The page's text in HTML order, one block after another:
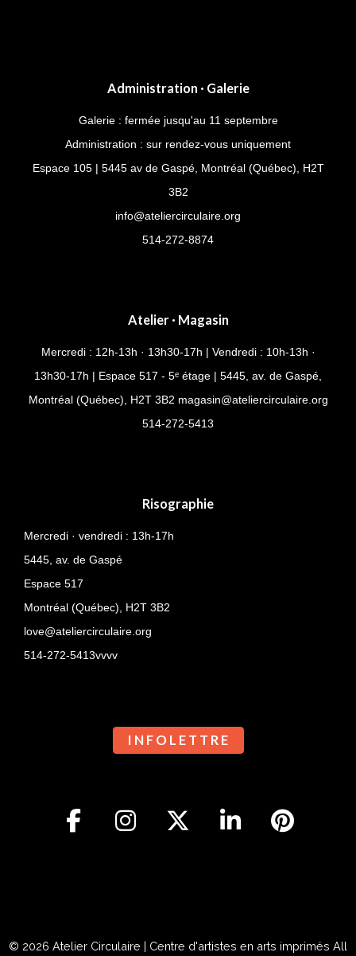
Administration · Galerie
Galerie : fermée jusqu'au 11 septembre
Administration : sur rendez-vous uniquement
Espace 105 | 5445 av de Gaspé, Montréal (Québec), H2T
3B2
info@ateliercirculaire.org
514-272-8874
Atelier · Magasin
Mercredi : 12h-13h · 13h30-17h | Vendredi : 10h-13h ·
13h30-17h | Espace 517 - 5ᵉ étage | 5445, av. de Gaspé,
Montréal (Québec), H2T 3B2 magasin@ateliercirculaire.org
514-272-5413
Risographie
Mercredi · vendredi : 13h-17h
5445, av. de Gaspé
Espace 517
Montréal (Québec), H2T 3B2
love@ateliercirculaire.org
514-272-5413vvvv
I N F O L E T T R E
© 2026 Atelier Circulaire | Centre d'artistes en arts imprimés All